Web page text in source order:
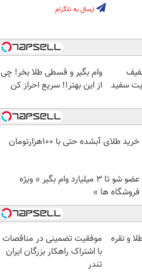
ارسال به تلگرام
40٪تخفیف
سفید
وام بگیر و قسطی طلا بخر! چی
از این بهتر!! سریع احراز کن
خرید طلای آبشده حتی با ۱۰۰هزارتومان
عضو شو تا 3 میلیارد وام بگیر « ویژه
فروشگاه ها »
و نقره
موفقیت تضمینی در مناقصات
با اشتراک راهکار بزرگان ایران
تندر